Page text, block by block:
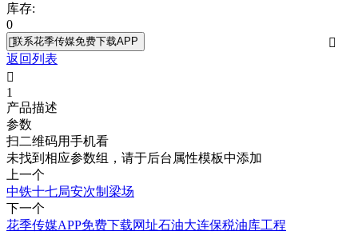
库存:
0
联系花季传媒免费下载APP
返回列表

1
产品描述
参数
扫二维码用手机看
未找到相应参数组，请于后台属性模板中添加
上一个
中铁十七局安次制梁场
下一个
花季传媒APP免费下载网址石油大连保税油库工程
 